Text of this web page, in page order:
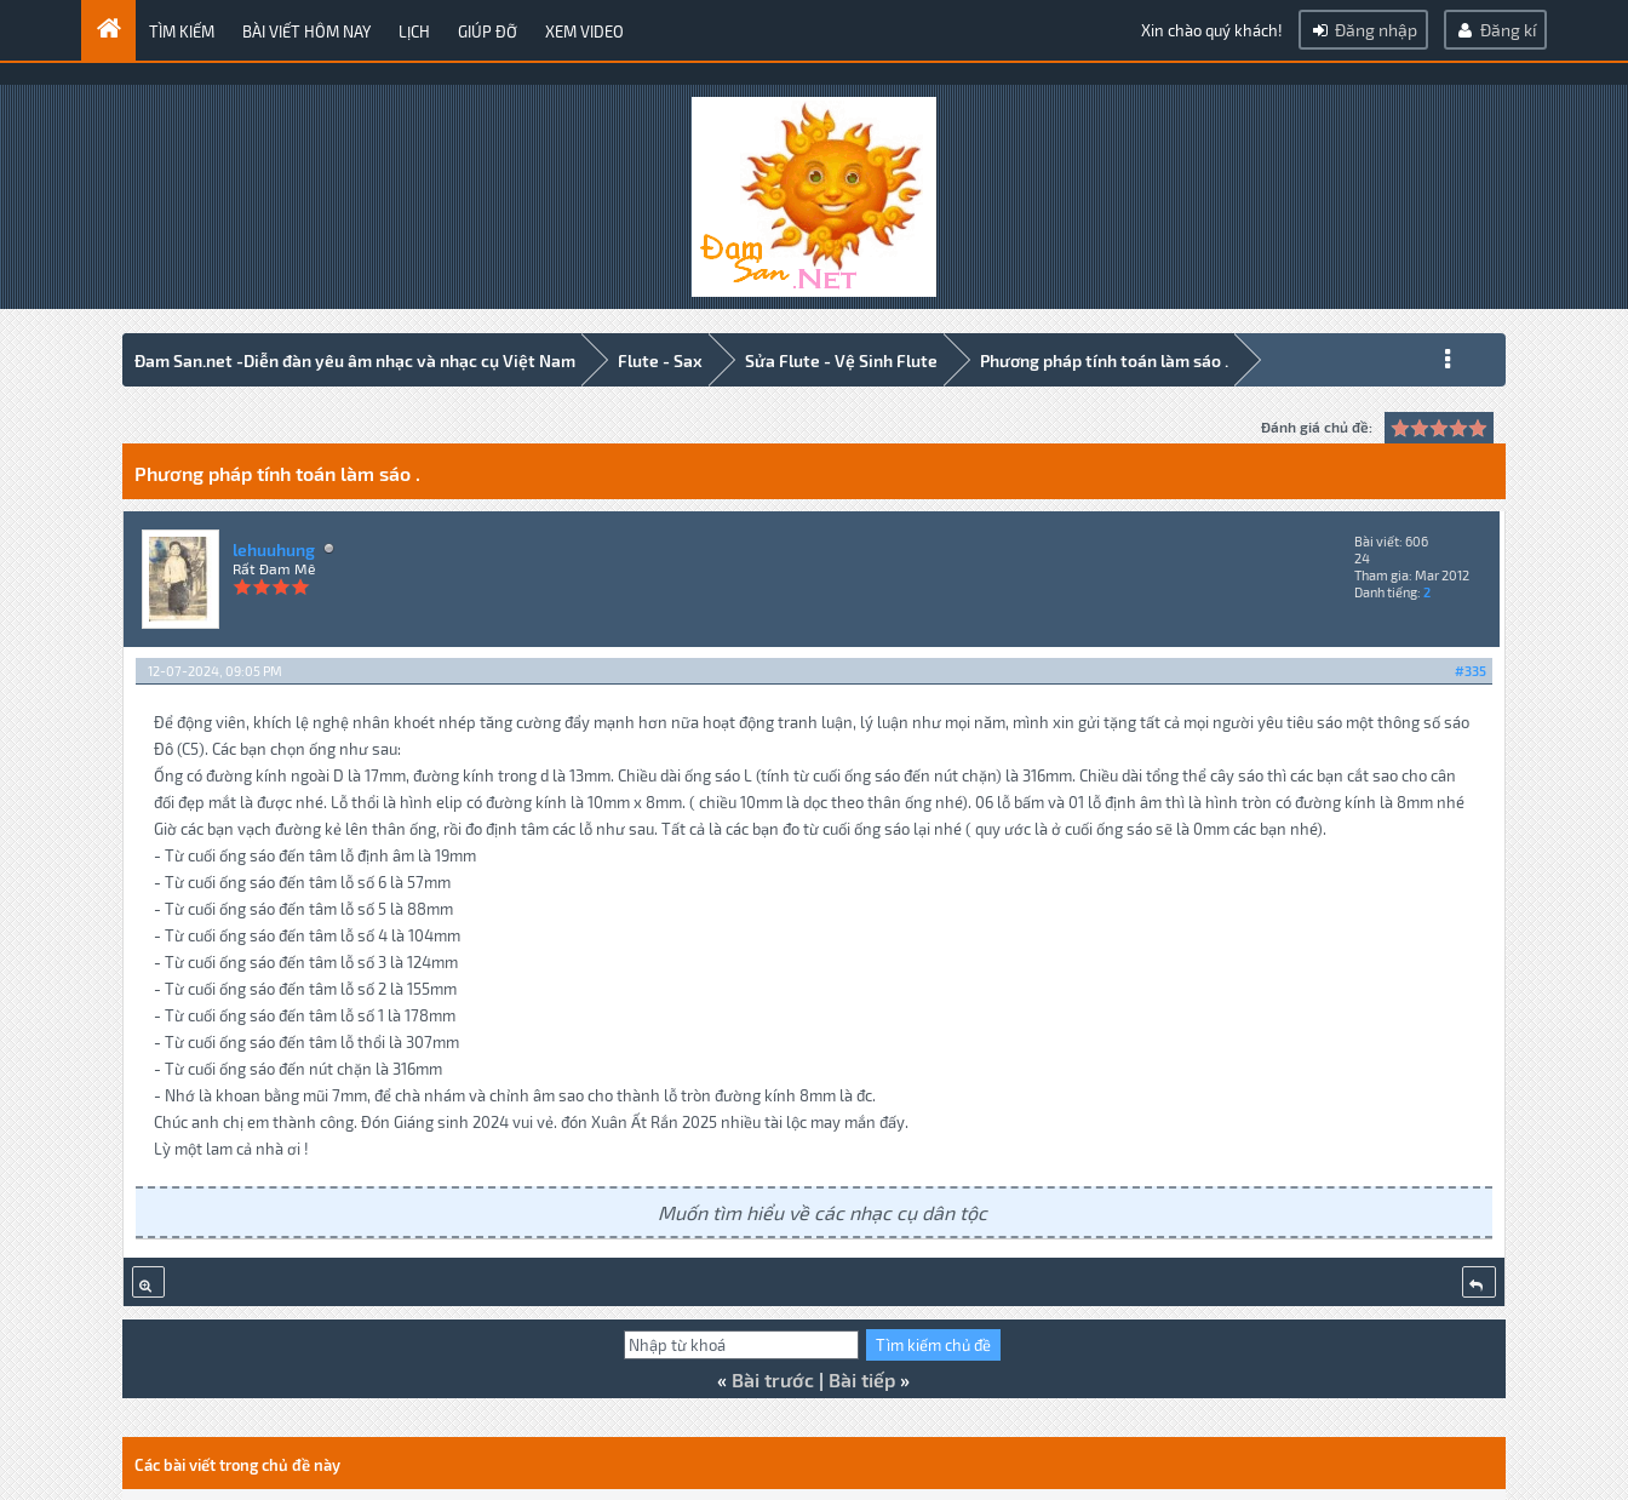
TÌM KIẾM BÀI VIẾT HÔM NAY LỊCH GIÚP ĐỠ XEM VIDEO Xin chào quý khách! Đăng nhập Đăng kí
Đam San.net -Diễn đàn yêu âm nhạc và nhạc cụ Việt Nam Flute - Sax Sửa Flute - Vệ Sinh Flute Phương pháp tính toán làm sáo .
Đánh giá chủ đề:
2 Votes - 5 Average
1
2
3
4
5
Phương pháp tính toán làm sáo .
lehuuhung
Rất Đam Mê
Bài viết: 606
24
Tham gia: Mar 2012
Danh tiếng: 2
#335
12-07-2024, 09:05 PM
Để động viên, khích lệ nghệ nhân khoét nhép tăng cường đẩy mạnh hơn nữa hoạt động tranh luận, lý luận như mọi năm, mình xin gửi tặng tất cả mọi người yêu tiêu sáo một thông số sáo
Đô (C5). Các bạn chọn ống như sau:
Ống có đường kính ngoài D là 17mm, đường kính trong d là 13mm. Chiều dài ống sáo L (tính từ cuối ống sáo đến nút chặn) là 316mm. Chiều dài tổng thể cây sáo thì các bạn cắt sao cho cân
đối đẹp mắt là được nhé. Lỗ thổi là hình elip có đường kính là 10mm x 8mm. ( chiều 10mm là dọc theo thân ống nhé). 06 lỗ bấm và 01 lỗ định âm thì là hình tròn có đường kính là 8mm nhé
Giờ các bạn vạch đường kẻ lên thân ống, rồi đo định tâm các lỗ như sau. Tất cả là các bạn đo từ cuối ống sáo lại nhé ( quy ước là ở cuối ống sáo sẽ là 0mm các bạn nhé).
- Từ cuối ống sáo đến tâm lỗ định âm là 19mm
- Từ cuối ống sáo đến tâm lỗ số 6 là 57mm
- Từ cuối ống sáo đến tâm lỗ số 5 là 88mm
- Từ cuối ống sáo đến tâm lỗ số 4 là 104mm
- Từ cuối ống sáo đến tâm lỗ số 3 là 124mm
- Từ cuối ống sáo đến tâm lỗ số 2 là 155mm
- Từ cuối ống sáo đến tâm lỗ số 1 là 178mm
- Từ cuối ống sáo đến tâm lỗ thổi là 307mm
- Từ cuối ống sáo đến nút chặn là 316mm
- Nhớ là khoan bằng mũi 7mm, để chà nhám và chỉnh âm sao cho thành lỗ tròn đường kính 8mm là đc.
Chúc anh chị em thành công. Đón Giáng sinh 2024 vui vẻ. đón Xuân Ất Rắn 2025 nhiều tài lộc may mắn đấy.
Lỳ một lam cả nhà ơi !
Muốn tìm hiểu về các nhạc cụ dân tộc
« Bài trước | Bài tiếp »
Các bài viết trong chủ đề này